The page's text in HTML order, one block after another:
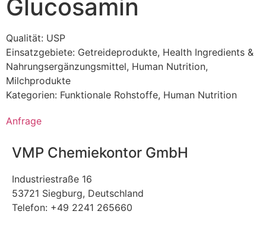
Glucosamin
Qualität: USP
Einsatzgebiete: Getreideprodukte, Health Ingredients &
Nahrungsergänzungsmittel, Human Nutrition,
Milchprodukte
Kategorien: Funktionale Rohstoffe, Human Nutrition
Anfrage
VMP Chemiekontor GmbH
Industriestraße 16
53721 Siegburg, Deutschland
Telefon: +49 2241 265660